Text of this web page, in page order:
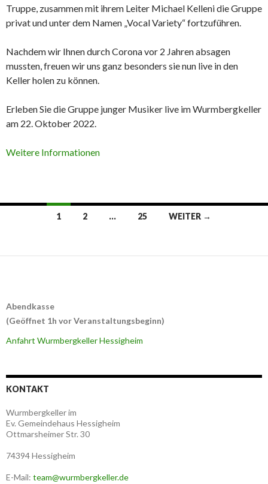
Truppe, zusammen mit ihrem Leiter Michael Kelleni die Gruppe
privat und unter dem Namen „Vocal Variety“ fortzuführen.
Nachdem wir Ihnen durch Corona vor 2 Jahren absagen
mussten, freuen wir uns ganz besonders sie nun live in den
Keller holen zu können.
Erleben Sie die Gruppe junger Musiker live im Wurmbergkeller
am 22. Oktober 2022.
Weitere Informationen
Beitrags-
1 2 … 25 WEITER →
Abendkasse
(Geöffnet 1h vor Veranstaltungsbeginn)
Anfahrt Wurmbergkeller Hessigheim
KONTAKT
Wurmbergkeller im
Ev. Gemeindehaus Hessigheim
Ottmarsheimer Str. 30
74394 Hessigheim
E-Mail: team@wurmbergkeller.de